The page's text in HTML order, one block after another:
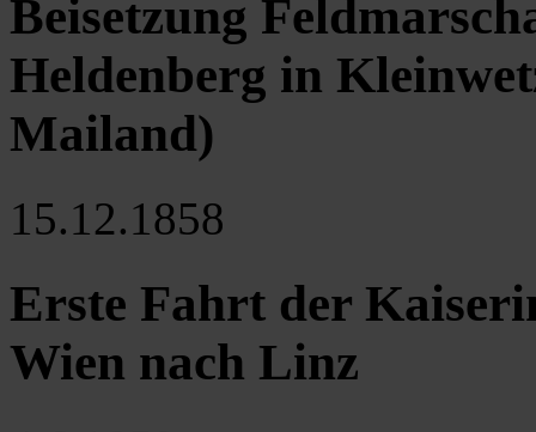
Beisetzung
Heldenberg in
Mailand)
15.12.1858
Erste Fahrt der
Wien nach Linz